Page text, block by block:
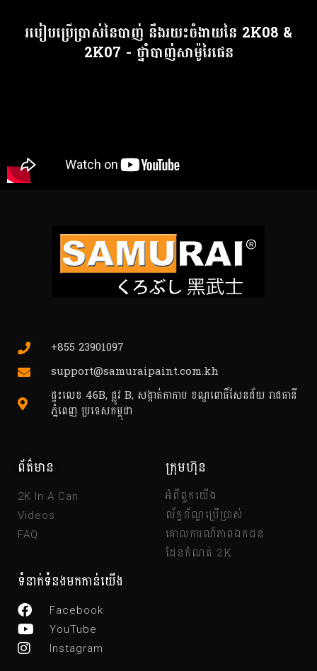
របៀបប្រើប្រាស់នៃបាញ់ នឹងរយះចំងាយនៃ 2K08 &
2K07 - ថ្នាំបាញ់សាម៉ូរៃផេន
+855 23901097
support@samuraipaint.com.kh
ផ្ទះលេខ 46B, ផ្លូវ B, សង្កាត់កាកាប ខណ្ឌពោធិ៍សែនជ័យ រាជធានី
ភ្នំពេញ ប្រទេសកម្ពុជា
ព័ត៌មាន
2K In A Can
Videos
FAQ
ក្រុមហ៊ុន
អំពីពួកយើង
ល័ក្ខខ័ណ្ឌប្រើប្រាស់
គោលការណ៍ភាពឯកជន
ដែនកំណត់ 2K
ទំនាក់ទំនងមកកាន់យើង
Facebook
YouTube
Instagram